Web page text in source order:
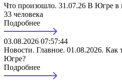
Что произошло. 31.07.26 В Югре в
33 человека
Подробнее
03.08.2026 07:57:44
Новости. Главное. 01.08.2026.
Югре?
Подробнее